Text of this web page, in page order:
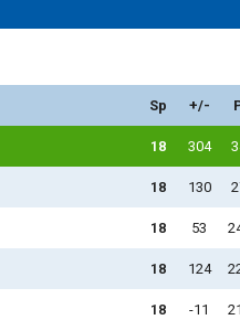
Sp +/-
18 304
18 130
18 53
18 124
18 -11